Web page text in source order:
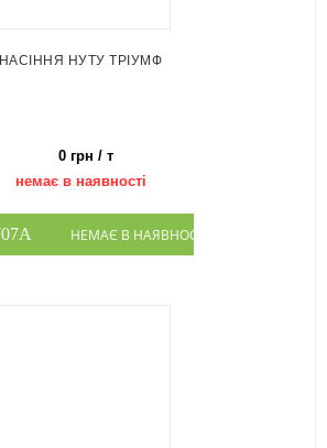
НАСІННЯ НУТУ ТРІУМФ
0 грн / т
немає в наявності
НЕМАЄ В НАЯВНОСТІ